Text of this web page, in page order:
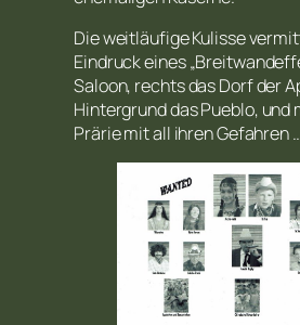
Die weitläufige Kulisse
Eindruck eines
Saloon, rechts das Dorf der
Hintergrund das Pueblo, und
Prärie mit all ihren Gefahren